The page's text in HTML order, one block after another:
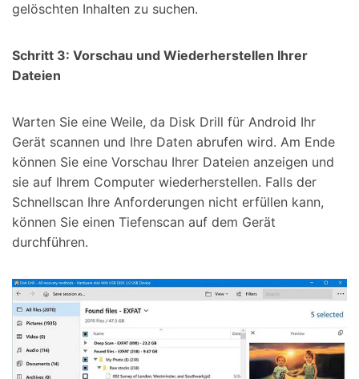
gelöschten Inhalten zu suchen.
Schritt 3: Vorschau und Wiederherstellen Ihrer
Dateien
Warten Sie eine Weile, da Disk Drill für Android Ihr
Gerät scannen und Ihre Daten abrufen wird. Am Ende
können Sie eine Vorschau Ihrer Dateien anzeigen und
sie auf Ihrem Computer wiederherstellen. Falls der
Schnellscan Ihre Anforderungen nicht erfüllen kann,
können Sie einen Tiefenscan auf dem Gerät
durchführen.